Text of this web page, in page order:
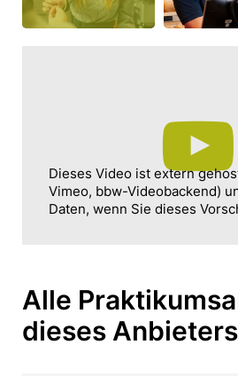
Dieses Video ist extern
Vimeo, bbw-Videobackend)
Daten, wenn Sie dieses
Alle
dieses Anbieters